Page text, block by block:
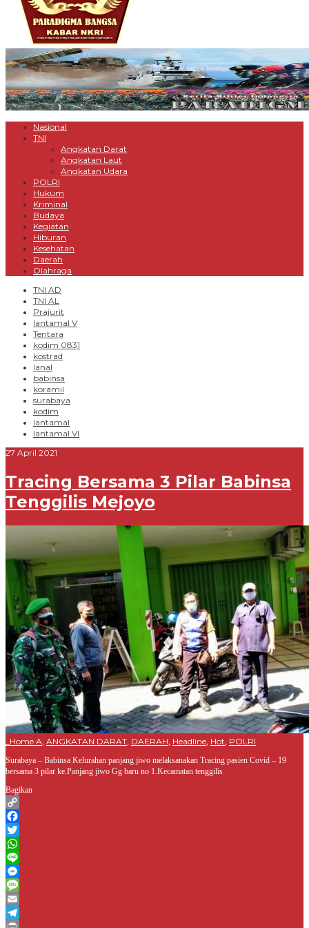
Nasional
TNI
Angkatan Darat
Angkatan Laut
Angkatan Udara
POLRI
Hukum
Kriminal
Budaya
Kegiatan
Hiburan
Kesehatan
Daerah
Olahraga
TNI AD
TNI AL
Prajurit
lantamal V
Tentara
kodim 0831
kostrad
lanal
babinsa
koramil
surabaya
kodim
lantamal
lantamal VI
27 April 2021
Tracing Bersama 3 Pilar Babinsa
Tenggilis Mejoyo
_Home A, ANGKATAN DARAT, DAERAH, Headline, Hot, POLRI
Surabaya – Babinsa Kelurahan panjang jiwo melaksanakan Tracing pasien Covid – 19
bersama 3 pilar ke.Panjang jiwo Gg baru no 1.Kecamatan tenggilis
Bagikan
Copy
Link
Facebook
Twitter
WhatsApp
Line
Messenger
Message
Email